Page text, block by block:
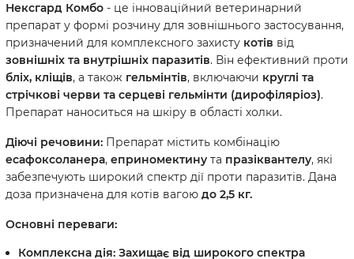
Нексгард Комбо - це інноваційний ветеринарний
препарат у формі розчину для зовнішнього застосування,
призначений для комплексного захисту котів від
зовнішніх та внутрішніх паразитів. Він ефективний проти
бліх, кліщів, а також гельмінтів, включаючи круглі та
стрічкові черви та серцеві гельмінти (дирофіляріоз).
Препарат наноситься на шкіру в області холки.
Діючі речовини: Препарат містить комбінацію
есафоксоланера, еприномектину та празіквантелу, які
забезпечують широкий спектр дії проти паразитів. Дана
доза призначена для котів вагою до 2,5 кг.
Основні переваги:
Комплексна дія: Захищає від широкого спектра